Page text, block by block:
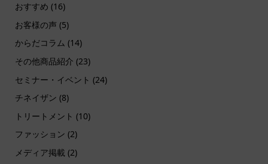
おすすめ (16)
お客様の声(5)
からだコラム (14)
その他商品紹介 (23)
セミナー・イベント (24)
チネイザン (8)
トリートメント (10)
ファッション (2)
メディア掲載 (2)